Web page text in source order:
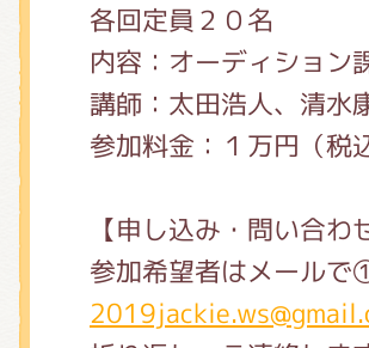
各回定員２０名
内容：オーディション
講師：太田浩人、清水
参加料金：１万円（
【申し込み・問い合わ
参加希望者はメール